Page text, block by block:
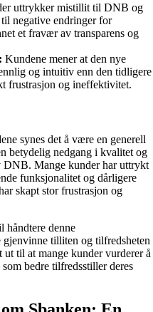
uttrykker mistillit til DNB og
negative endringer for
et fravær av transparens og
Kundene mener at den nye
og intuitiv enn den tidligere
frustrasjon og ineffektivitet.
synes det å være en generell
betydelig nedgang i kvalitet og
DNB. Mange kunder har uttrykt
funksjonalitet og dårligere
skapt stor frustrasjon og
håndtere denne
tilliten og tilfredsheten
til at mange kunder vurderer å
bedre tilfredsstiller deres